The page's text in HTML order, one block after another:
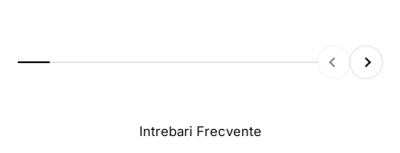
InapoiInainte
Intrebari Frecvente